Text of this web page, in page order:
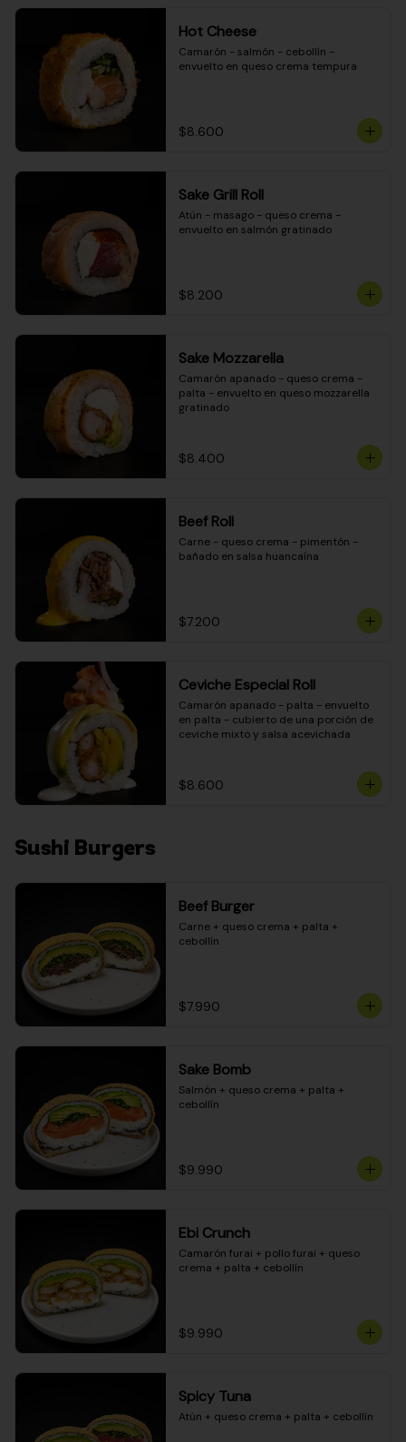
Hot Cheese
Camarón - salmón - cebollín -
envuelto en queso crema tempura
$8.600
Sake Grill Roll
Atún - masago - queso crema -
envuelto en salmón gratinado
$8.200
Sake Mozzarella
Camarón apanado - queso crema -
palta - envuelto en queso mozzarella
gratinado
$8.400
Beef Roll
Carne - queso crema - pimentón -
bañado en salsa huancaína
$7.200
Ceviche Especial Roll
Camarón apanado - palta - envuelto
en palta - cubierto de una porción de
ceviche mixto y salsa acevichada
$8.600
Sushi Burgers
Beef Burger
Carne + queso crema + palta +
cebollín
$7.990
Sake Bomb
Salmón + queso crema + palta +
cebollín
$9.990
Ebi Crunch
Camarón furai + pollo furai + queso
crema + palta + cebollín
$9.990
Spicy Tuna
Atún + queso crema + palta + cebollín